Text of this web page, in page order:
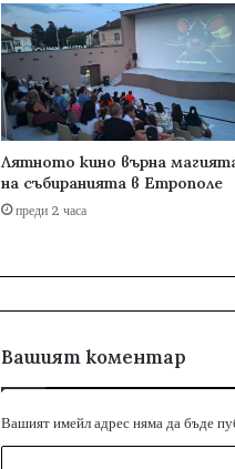
Лятното кино върна
на събиранията в Етрополе
преди 2 часа
Вашият коментар
Вашият имейл адрес няма да бъде